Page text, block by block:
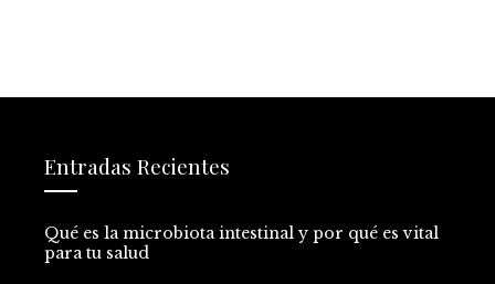
Entradas Recientes
Qué es la microbiota intestinal y por qué es vital
para tu salud